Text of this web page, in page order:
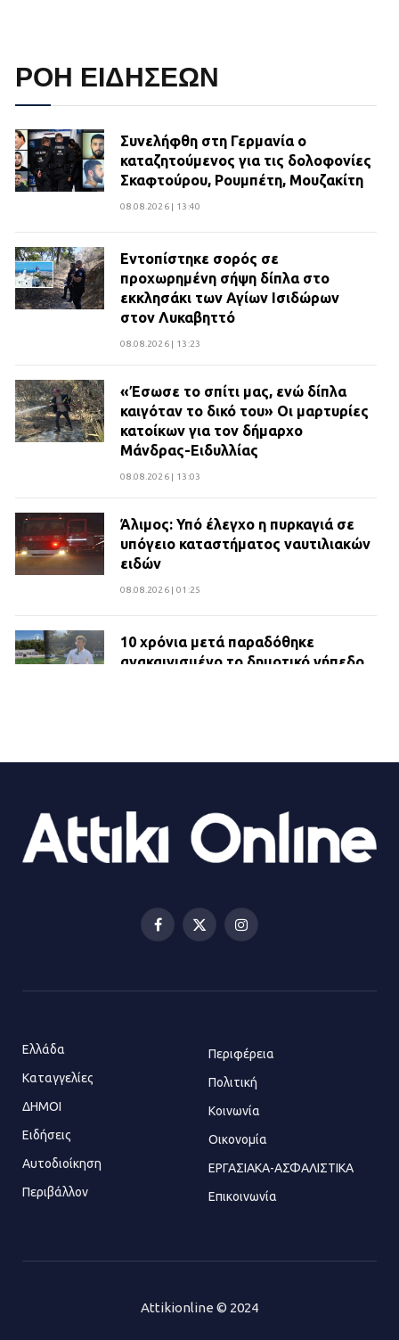
ΡΟΗ ΕΙΔΗΣΕΩΝ
Συνελήφθη στη Γερμανία ο
καταζητούμενος για τις δολοφονίες
Σκαφτούρου, Ρουμπέτη, Μουζακίτη
08.08.2026 | 13:40
Εντοπίστηκε σορός σε
προχωρημένη σήψη δίπλα στο
εκκλησάκι των Αγίων Ισιδώρων
στον Λυκαβηττό
08.08.2026 | 13:23
«Έσωσε το σπίτι μας, ενώ δίπλα
καιγόταν το δικό του» Οι μαρτυρίες
κατοίκων για τον δήμαρχο
Μάνδρας-Ειδυλλίας
08.08.2026 | 13:03
Άλιμος: Υπό έλεγχο η πυρκαγιά σε
υπόγειο καταστήματος ναυτιλιακών
ειδών
08.08.2026 | 01:25
10 χρόνια μετά παραδόθηκε
ανακαινισμένο το δημοτικό γήπεδο
ΔΗΜΟΣ ΜΑΝΔΡΑΣ ΕΙΔΥΛΛΙΑΣ:
23.07.2026 | 14:58
Πολυχώρο ΙΡΙΣ
21.07.2026 | 14:01
Πώς έγινε η επίθεση στους δύο
«Φρένο» στα ηλεκτρικά πατίνια:
Τέλος η οδήγησή τους από
Facebook
X
Instagram
Ελλάδα
Καταγγελίες
ΔΗΜΟΙ
Ειδήσεις
Αυτοδιοίκηση
Περιβάλλον
Περιφέρεια
Πολιτική
Κοινωνία
Οικονομία
ΕΡΓΑΣΙΑΚΑ-ΑΣΦΑΛΙΣΤΙΚΑ
Επικοινωνία
Attikionline © 2024